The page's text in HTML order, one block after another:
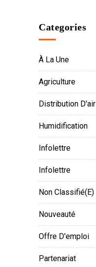
Categories
À La Une
Agriculture
Distribution D'air
Humidification
Infolettre
Infolettre
Non Classifié(e)
Nouveauté
Offre D'emploi
Partenariat